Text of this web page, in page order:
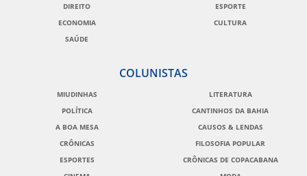
DIREITO
ECONOMIA
SAÚDE
ESPORTE
CULTURA
COLUNISTAS
MIUDINHAS
POLÍTICA
A BOA MESA
CRÔNICAS
ESPORTES
LITERATURA
CANTINHOS DA BAHIA
CAUSOS & LENDAS
FILOSOFIA POPULAR
CRÔNICAS DE COPACABANA